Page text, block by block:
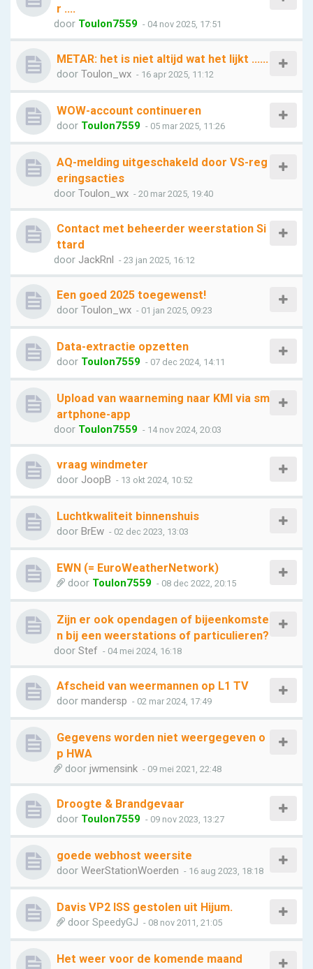
r ....
door Toulon7559 - 04 nov 2025, 17:51
METAR: het is niet altijd wat het lijkt ......
door Toulon_wx - 16 apr 2025, 11:12
WOW-account continueren
door Toulon7559 - 05 mar 2025, 11:26
AQ-melding uitgeschakeld door VS-reg
eringsacties
door Toulon_wx - 20 mar 2025, 19:40
Contact met beheerder weerstation Si
ttard
door JackRnl - 23 jan 2025, 16:12
Een goed 2025 toegewenst!
door Toulon_wx - 01 jan 2025, 09:23
Data-extractie opzetten
door Toulon7559 - 07 dec 2024, 14:11
Upload van waarneming naar KMI via sm
artphone-app
door Toulon7559 - 14 nov 2024, 20:03
vraag windmeter
door JoopB - 13 okt 2024, 10:52
Luchtkwaliteit binnenshuis
door BrEw - 02 dec 2023, 13:03
EWN (= EuroWeatherNetwork)
door Toulon7559 - 08 dec 2022, 20:15
Zijn er ook opendagen of bijeenkomste
n bij een weerstations of particulieren?
door Stef - 04 mei 2024, 16:18
Afscheid van weermannen op L1 TV
door mandersp - 02 mar 2024, 17:49
Gegevens worden niet weergegeven o
p HWA
door jwmensink - 09 mei 2021, 22:48
Droogte & Brandgevaar
door Toulon7559 - 09 nov 2023, 13:27
goede webhost weersite
door WeerStationWoerden - 16 aug 2023, 18:18
Davis VP2 ISS gestolen uit Hijum.
door SpeedyGJ - 08 nov 2011, 21:05
Het weer voor de komende maand